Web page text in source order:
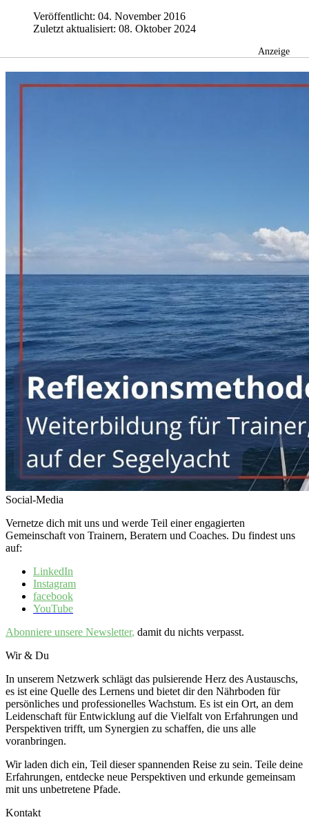
Veröffentlicht: 04. November 2016
Zuletzt aktualisiert: 08. Oktober 2024
Anzeige
Social-Media
Vernetze dich mit uns und werde Teil einer engagierten
Gemeinschaft von Trainern, Beratern und Coaches. Du findest uns
auf:
LinkedIn
Instagram
facebook
YouTube
Abonniere unsere Newsletter, damit du nichts verpasst.
Wir & Du
In unserem Netzwerk schlägt das pulsierende Herz des Austauschs,
es ist eine Quelle des Lernens und bietet dir den Nährboden für
persönliches und professionelles Wachstum. Es ist ein Ort, an dem
Leidenschaft für Entwicklung auf die Vielfalt von Erfahrungen und
Perspektiven trifft, um Synergien zu schaffen, die uns alle
voranbringen.
Wir laden dich ein, Teil dieser spannenden Reise zu sein. Teile deine
Erfahrungen, entdecke neue Perspektiven und erkunde gemeinsam
mit uns unbetretene Pfade.
Kontakt